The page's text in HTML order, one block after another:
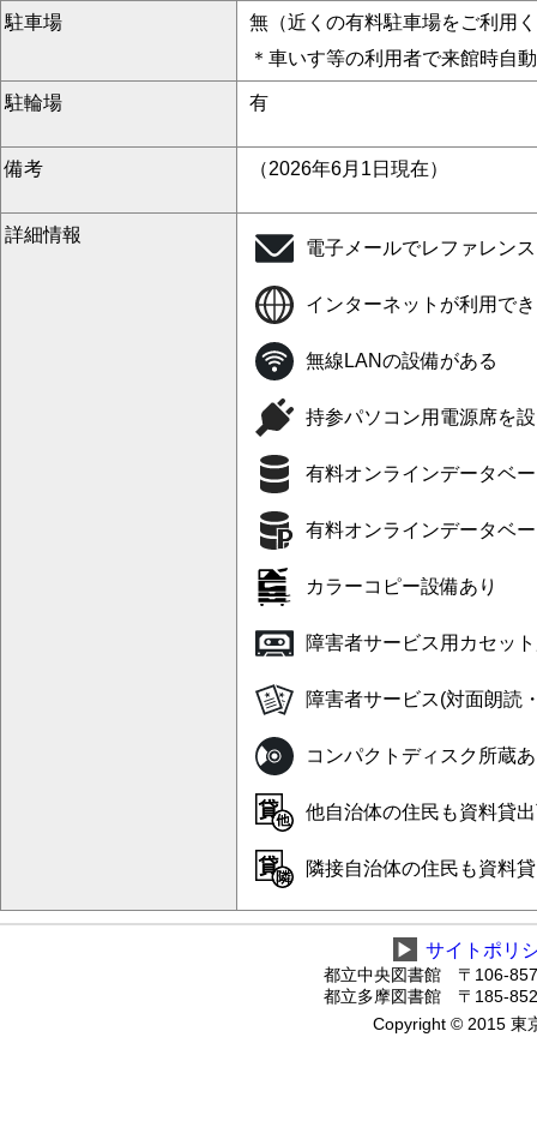
駐車場
無（近くの有料駐車場をご利用
＊車いす等の利用者で来館時自
駐輪場 有
備考 （2026年6月1日現在）
詳細情報
電子メールでレファレン
インターネットが利用で
無線LANの設備がある
持参パソコン用電源席を
有料オンラインデータベ
有料オンラインデータベ
カラーコピー設備あり
障害者サービス用カセッ
障害者サービス(対面朗読
コンパクトディスク所蔵
他自治体の住民も資料貸
隣接自治体の住民も資料
▶ サイトポリ
都立中央図書館 〒106-
都立多摩図書館 〒185-
Copyright © 2015 東